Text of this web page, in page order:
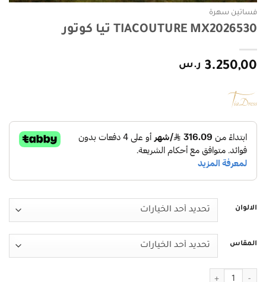
فساتين سهرة
TIACOUTURE MX2026530 تيا كوتور
3.250,00 ر.س
الالوان
المقاس